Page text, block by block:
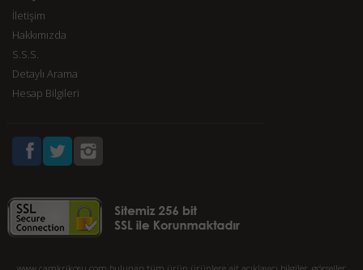
İletişim
Hakkımızda
S.S.S.
Detaylı Arama
Hesap Bilgileri